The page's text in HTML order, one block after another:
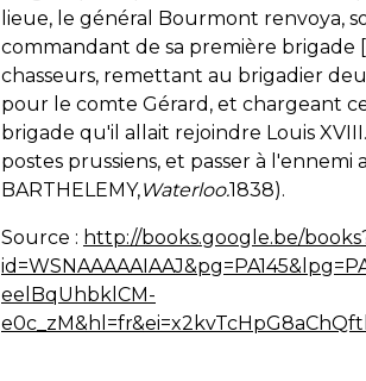
lieue, le général Bourmont renvoya,
commandant de sa première brigade
chasseurs, remettant au brigadier
pour le comte Gérard, et chargeant
brigade qu'il allait rejoindre Louis
postes prussiens, et passer à l'ennemi
BARTHELEMY,Waterloo.1838).
Source : http://books.google.be/
eelBqUhbklCM-